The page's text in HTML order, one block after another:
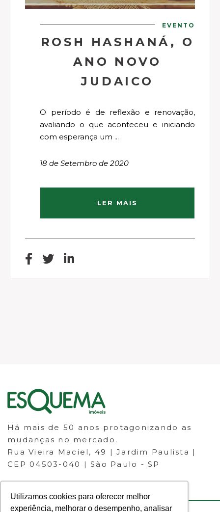
Utilizamos cookies para oferecer melhor
experiência, melhorar o desempenho, analisar
EVENTO
ROSH HASHANÁ, O
ANO NOVO
JUDAICO
O período é de reflexão e renovação,
avaliando o que aconteceu e iniciando
com esperança um ...
18 de Setembro de 2020
LER MAIS
Há mais de 50 anos protagonizando as
mudanças no mercado.
Rua Vieira Maciel, 49 | Jardim Paulista |
CEP 04503-040 | São Paulo - SP